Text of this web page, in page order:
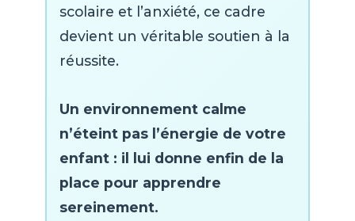
scolaire et l’anxiété, ce cadre
devient un véritable soutien à la
réussite.
Un environnement calme
n’éteint pas l’énergie de votre
enfant : il lui donne enfin de la
place pour apprendre
sereinement.